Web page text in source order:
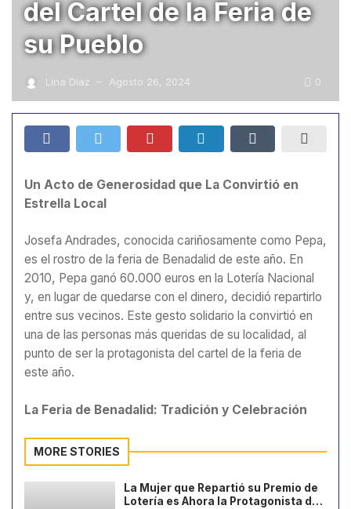
del Cartel de la Feria de
su Pueblo
Lina Diaz — Agosto 26, 2024 0
Un Acto de Generosidad que La Convirtió en
Estrella Local
Josefa Andrades, conocida cariñosamente como Pepa,
es el rostro de la feria de Benadalid de este año. En
2010, Pepa ganó 60.000 euros en la Lotería Nacional
y, en lugar de quedarse con el dinero, decidió repartirlo
entre sus vecinos. Este gesto solidario la convirtió en
una de las personas más queridas de su localidad, al
punto de ser la protagonista del cartel de la feria de
este año.
La Feria de Benadalid: Tradición y Celebración
MORE STORIES
La Mujer que Repartió su Premio de
Lotería es Ahora la Protagonista del